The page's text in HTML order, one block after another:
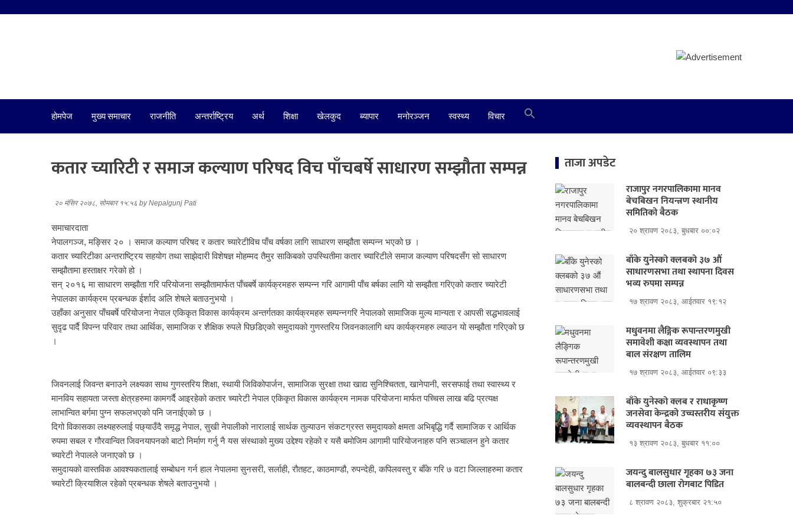
होमपेज मुख्य समाचार राजनीति अन्तर्राष्ट्रिय अर्थ शिक्षा खेलकुद ब्यापार मनोरञ्जन स्वस्थ्य विचार
कतार च्यारिटी र समाज कल्याण परिषद विच पाँचबर्षे साधारण सम्झौता सम्पन्न
२० मंसिर २०७८, सोमबार १५:५६ byNepalgunj Pati
समाचारदाता
नेपालगञ्ज, मङ्सिर २० । समाज कल्याण परिषद र कतार च्यारेटीविच पाँच वर्षका लागि साधारण सम्झौता सम्पन्न भएको छ ।
कतार च्यारिटीका अन्तराष्ट्रिय सहयोग तथा साझेदारी विशेषज्ञ मोहम्मद तैमुर साकिबको उपस्थितीमा कतार च्यारिटीले समाज कल्याण परिषदसँग सो साधारण
सम्झौतामा हस्ताक्षर गरेको हो ।
सन् २०१६ मा साधारण सम्झौता गरि परियोजना सम्झौतामार्फत पाँचबर्षे कार्यक्रमहरु सम्पन्न गरि आगामी पाँच बर्षका लागि यो सम्झौता गरिएको कतार च्यारेटी
नेपालका कार्यक्रम प्रबन्धक ईर्शाद अलि शेषले बताउनुभयो ।
उहाँका अनुसार पाँचबर्षे परियोजना नेपाल एकिकृत विकास कार्यक्रम अन्तर्गतका कार्यक्रमहरु सम्पन्नगरि नेपालको सामाजिक मुल्य मान्यता र आपसी सद्धभावलाई
सुदृढ पार्दै विपन्न परिवार तथा आर्थिक, सामाजिक र शैक्षिक रुपले पिछडिएको समुदायको गुणस्तरिय जिवनकालागि थप कार्यक्रमहरु ल्याउन यो सम्झौता गरिएको छ
।
जिवनलाई जिवन्त बनाउने लक्ष्यका साथ गुणस्तरिय शिक्षा, स्थायी जिविकोपार्जन, सामाजिक सुरक्षा तथा खाद्य सुनिश्चितता, खानेपानी, सरसफाई तथा स्वास्थ्य र
मानविय सहायता जस्ता क्षेत्रहरुमा कामगर्दै आइरहेको कतार च्यारेटी नेपाल एकिकृत विकास कार्यक्रम नामक परियोजना मार्फत पच्चिस लाख बढि प्रत्यक्ष
लाभान्वित बर्गमा पुग्न सफलभएको पनि जनाईएको छ ।
दिगो विकासका लक्ष्यहरुलाई पछ्याउँदै समृद्ध नेपाल, सुखी नेपालीको नारालाई सार्थक तुल्याउन संकटग्रस्त समुदायको क्षमता अभिबृद्धि गर्दै सामाजिक र आर्थिक
रुपमा सबल र गौरवान्वित जिवनयापनको बाटो निर्माण गर्नु नै यस संस्थाको मुख्य उद्देश्य रहेको र यसै बमोजिम आगामी पारियोजनाहरु पनि सञ्चालन हुने कतार
च्यारेटी नेपालले जनाएको छ ।
समुदायको वास्तविक आवश्यकतालाई सम्बोधन गर्न हाल नेपालमा सुनसरी, सर्लाही, रौतहट, काठमाण्डौ, रुपन्देही, कपिलवस्तु र बाँके गरि ७ वटा जिल्लाहरुमा कतार
च्यारेटी क्रियाशिल रहेको प्रबन्धक शेषले बताउनुभयो ।
ताजा अपडेट
राजापुर नगरपालिकामा मानव
बेचबिखन नियन्त्रण स्थानीय
समितिको बैठक
२० श्रावण २०८३, बुधबार ००:०२
बाँके युनेस्को क्लबको ३७ औं
साधारणसभा तथा स्थापना दिवस
भव्य रुपमा सम्पन्न
१७ श्रावण २०८३, आईतवार १९:१२
मधुवनमा लैङ्गिक रूपान्तरणमुखी
समावेशी कक्षा व्यवस्थापन तथा
बाल संरक्षण तालिम
१७ श्रावण २०८३, आईतवार ०९:३३
बाँके युनेस्को क्लब र राधाकृष्ण
जनसेवा केन्द्रको उच्चस्तरीय संयुक्त
व्यवस्थापन बैठक
१३ श्रावण २०८३, बुधबार ११:००
जयन्दु बालसुधार गृहका ७३ जना
बालबन्दी छाला रोगबाट पिडित
८ श्रावण २०८३, शुक्रबार २१:५०